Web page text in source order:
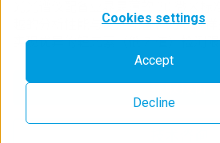
Cookies settings
Accept
Decline
光光谱仪配备业界最薄的 30 微米
越的分析性能与灵活配置，为复杂
实现优异的轻元素（低Z值）检测
获取报价